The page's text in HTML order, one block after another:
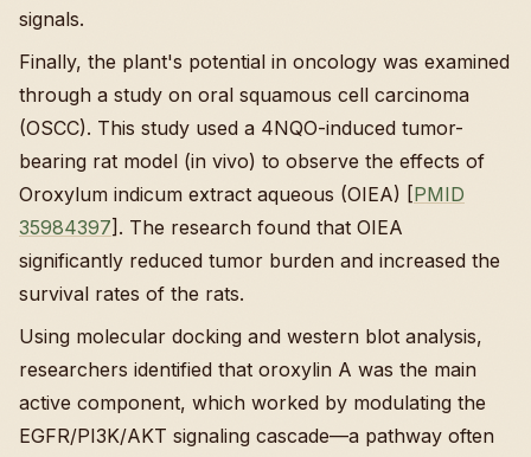
signals.
Finally, the plant's potential in oncology was examined
through a study on oral squamous cell carcinoma
(OSCC). This study used a 4NQO-induced tumor-
bearing rat model (in vivo) to observe the effects of
Oroxylum indicum extract aqueous (OIEA) [PMID
35984397]. The research found that OIEA
significantly reduced tumor burden and increased the
survival rates of the rats.
Using molecular docking and western blot analysis,
researchers identified that oroxylin A was the main
active component, which worked by modulating the
EGFR/PI3K/AKT signaling cascade—a pathway often